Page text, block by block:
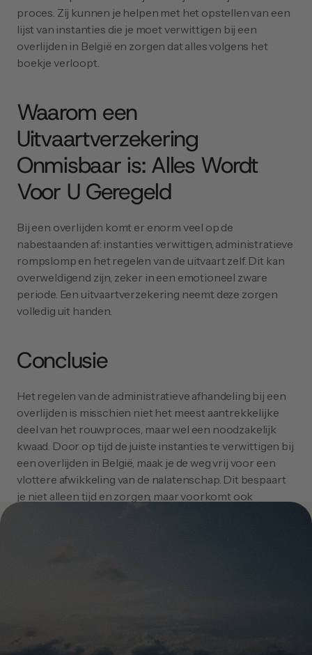
proces. Zij kunnen je helpen met het opstellen van een
lijst van instanties die je moet verwittigen bij een
overlijden in België en zorgen dat alles volgens het
boekje verloopt.
Waarom een
Uitvaartverzekering
Onmisbaar is: Alles Wordt
Voor U Geregeld
Bij een overlijden komt er enorm veel op de
nabestaanden af: instanties verwittigen, administratieve
rompslomp en het regelen van de uitvaart zelf. Dit kan
overweldigend zijn, zeker in een emotioneel zware
periode. Een uitvaartverzekering neemt deze zorgen
volledig uit handen.
Conclusie
Het regelen van de administratieve afhandeling bij een
overlijden is misschien niet het meest aantrekkelijke
deel van het rouwproces, maar wel een noodzakelijk
kwaad. Door op tijd de juiste instanties te verwittigen bij
een overlijden in België, maak je de weg vrij voor een
vlottere afwikkeling van de nalatenschap. Dit bespaart
je niet alleen tijd en zorgen, maar voorkomt ook